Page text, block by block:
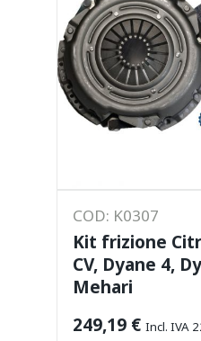
COD: K0307
Kit frizione
CV, Dyane 4,
Mehari
249,19 € Incl. IVA